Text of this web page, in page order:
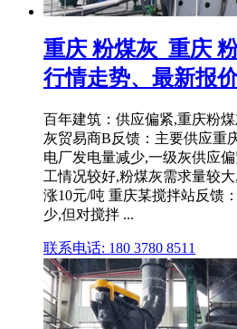
重庆 粉煤灰_重庆
行情走势、最新报
百年建筑：供应偏紧,重庆粉
灰贸易商B反馈：主要供应重
电厂发电量减少,一级灰供应
工情况较好,粉煤灰需求量较
涨10元/吨 重庆某搅拌站反馈
少,但对搅拌 ...
联系电话: 180 3780 8511